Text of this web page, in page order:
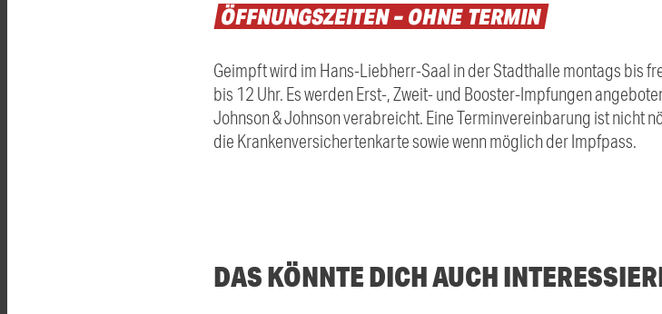
ÖFFNUNGSZEITEN–OHNETERMIN
Geimpft wird im Hans-Liebherr-Saal in der Stadthalle montags bis
bis 12 Uhr. Es werden Erst-, Zweit- und Booster-Impfungen
Johnson & Johnson verabreicht. Eine Terminvereinbarung ist nicht
die Krankenversichertenkarte sowie wenn möglich der Impfpass.
DAS KÖNNTE DICH AUCH